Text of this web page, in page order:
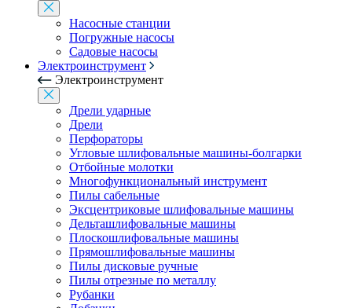
Насосные станции
Погружные насосы
Садовые насосы
Электроинструмент
Электроинструмент
Дрели ударные
Дрели
Перфораторы
Угловые шлифовальные машины-болгарки
Отбойные молотки
Многофункциональный инструмент
Пилы сабельные
Эксцентриковые шлифовальные машины
Дельташлифовальные машины
Плоскошлифовальные машины
Прямошлифовальные машины
Пилы дисковые ручные
Пилы отрезные по металлу
Рубанки